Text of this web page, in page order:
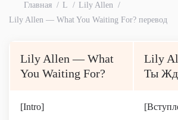
Главная L
Lily Allen
Lily Allen — What You Waiting For? перевод
Lily Allen — What
You Waiting For?
Lily
Ты
[Intro]